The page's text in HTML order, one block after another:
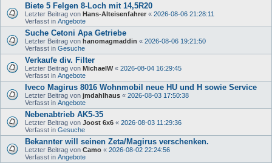
Biete 5 Felgen 8-Loch mit 14,5R20
Letzter Beitrag von Hans-Alteisenfahrer « 2026-08-06 21:28:11
Verfasst in Angebote
Suche Cetoni Apa Getriebe
Letzter Beitrag von hanomagmaddin « 2026-08-06 19:21:50
Verfasst in Gesuche
Verkaufe div. Filter
Letzter Beitrag von MichaelW« 2026-08-04 16:29:45
Verfasst in Angebote
Iveco Magirus 8016 Wohnmobil neue HU und H sowie Service
Letzter Beitrag von jmdahlhaus « 2026-08-03 17:50:38
Verfasst in Angebote
Nebenabtrieb AK5-35
Letzter Beitrag von Joost 6x6 « 2026-08-03 11:29:36
Verfasst in Gesuche
Bekannter will seinen Zeta/Magirus verschenken.
Letzter Beitrag von Camo « 2026-08-02 22:24:56
Verfasst in Angebote